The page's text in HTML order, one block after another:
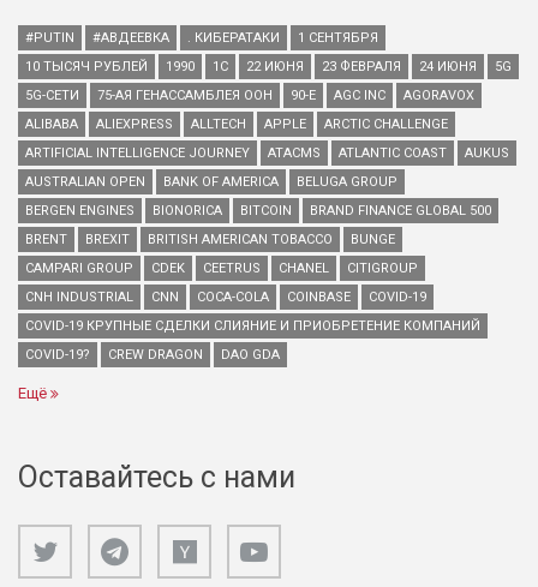
#PUTIN #АВДЕЕВКА . КИБЕРАТАКИ
1 СЕНТЯБРЯ
10 ТЫСЯЧ РУБЛЕЙ
1990 1С 22 ИЮНЯ 23 ФЕВРАЛЯ 24 ИЮНЯ
5G
5G-СЕТИ
75-АЯ ГЕНАССАМБЛЕЯ ООН 90-Е AGC INC
AGORAVOX
ALIBABA
ALIEXPRESS ALLTECH APPLE
ARCTIC CHALLENGE
ARTIFICIAL INTELLIGENCE JOURNEY
ATACMS ATLANTIC COAST
AUKUS
AUSTRALIAN OPEN
BANK OF AMERICA
BELUGA GROUP
BERGEN ENGINES
BIONORICA BITCOIN
BRAND FINANCE GLOBAL 500
BRENT
BREXIT BRITISH AMERICAN TOBACCO
BUNGE
CAMPARI GROUP
CDEK CEETRUS CHANEL
CITIGROUP
CNH INDUSTRIAL
CNN COCA-COLA COINBASE
COVID-19
COVID-19 КРУПНЫЕ СДЕЛКИ СЛИЯНИЕ И ПРИОБРЕТЕНИЕ КОМПАНИЙ
COVID-19?
CREW DRAGON DAO GDA
Ещё
Оставайтесь с нами